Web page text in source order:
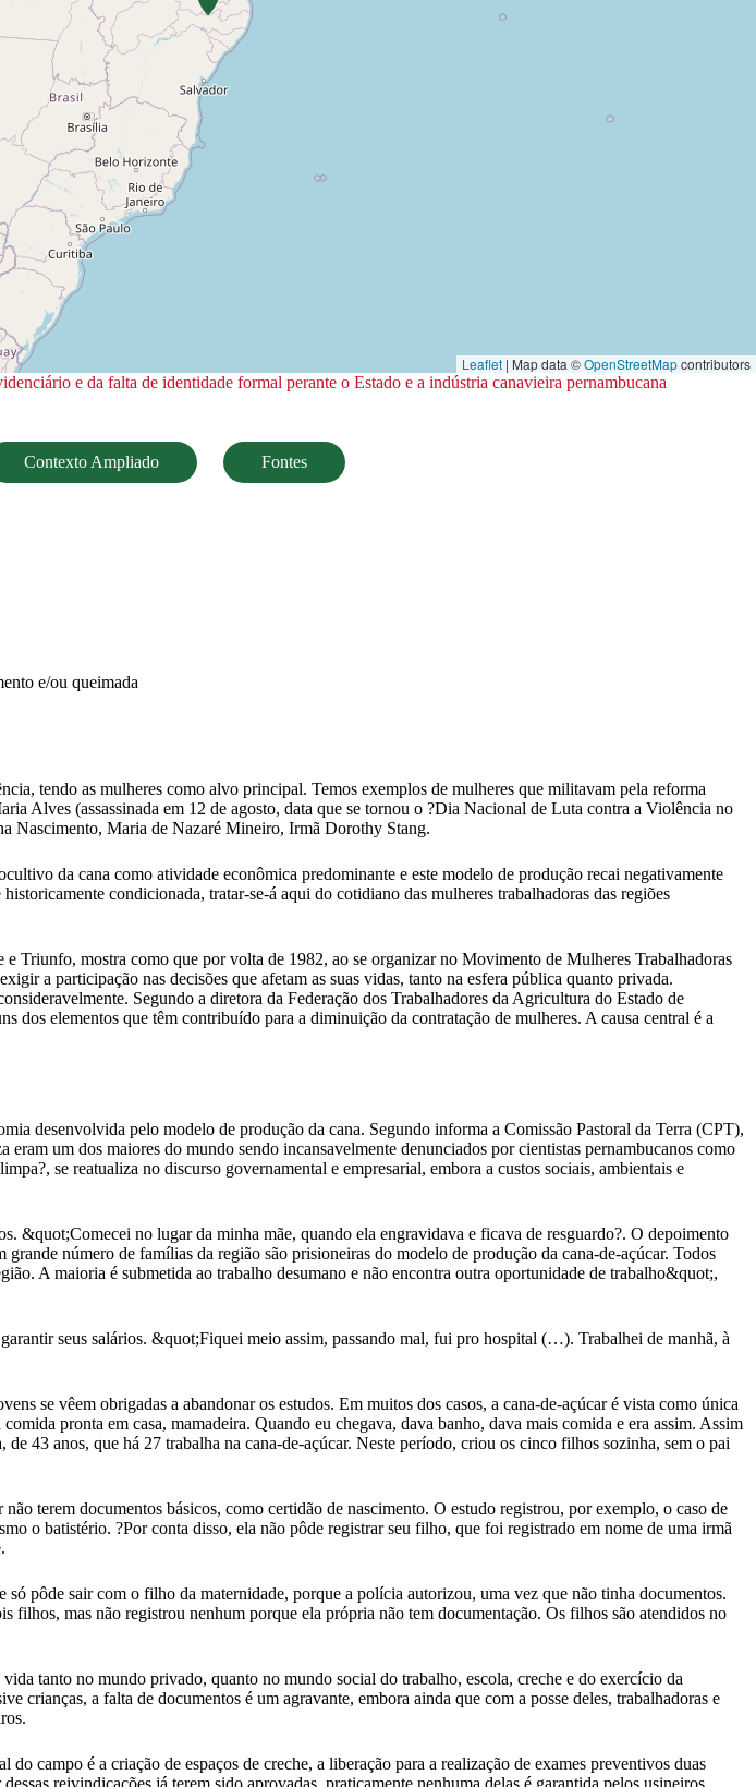
Leaflet | Map data ©OpenStreetMapcontributors
e da falta de identidade formal perante o Estado e a indústria canavieira pernambucana
Contexto Ampliado Fontes
e/ou queimada
tendo as mulheres como alvo principal. Temos exemplos de mulheres que militavam pela reforma
Alves (assassinada em 12 de agosto, data que se tornou o ?Dia Nacional de Luta contra a Violência no
Nascimento, Maria de Nazaré Mineiro, Irmã Dorothy Stang.
da cana como atividade econômica predominante e este modelo de produção recai negativamente
condicionada, tratar-se-á aqui do cotidiano das mulheres trabalhadoras das regiões
mostra como que por volta de 1982, ao se organizar no Movimento de Mulheres Trabalhadoras
a participação nas decisões que afetam as suas vidas, tanto na esfera pública quanto privada.
Segundo a diretora da Federação dos Trabalhadores da Agricultura do Estado de
dos elementos que têm contribuído para a diminuição da contratação de mulheres. A causa central é a
desenvolvida pelo modelo de produção da cana. Segundo informa a Comissão Pastoral da Terra (CPT),
um dos maiores do mundo sendo incansavelmente denunciados por cientistas pernambucanos como
se reatualiza no discurso governamental e empresarial, embora a custos sociais, ambientais e
&quot;Comecei no lugar da minha mãe, quando ela engravidava e ficava de resguardo?. O depoimento
número de famílias da região são prisioneiras do modelo de produção da cana-de-açúcar. Todos
A maioria é submetida ao trabalho desumano e não encontra outra oportunidade de trabalho&quot;,
seus salários. &quot;Fiquei meio assim, passando mal, fui pro hospital (…). Trabalhei de manhã, à
se vêem obrigadas a abandonar os estudos. Em muitos dos casos, a cana-de-açúcar é vista como única
pronta em casa, mamadeira. Quando eu chegava, dava banho, dava mais comida e era assim. Assim
43 anos, que há 27 trabalha na cana-de-açúcar. Neste período, criou os cinco filhos sozinha, sem o pai
terem documentos básicos, como certidão de nascimento. O estudo registrou, por exemplo, o caso de
o batistério. ?Por conta disso, ela não pôde registrar seu filho, que foi registrado em nome de uma irmã
pôde sair com o filho da maternidade, porque a polícia autorizou, uma vez que não tinha documentos.
filhos, mas não registrou nenhum porque ela própria não tem documentação. Os filhos são atendidos no
tanto no mundo privado, quanto no mundo social do trabalho, escola, creche e do exercício da
a falta de documentos é um agravante, embora ainda que com a posse deles, trabalhadoras e
campo é a criação de espaços de creche, a liberação para a realização de exames preventivos duas
reivindicações já terem sido aprovadas, praticamente nenhuma delas é garantida pelos usineiros.